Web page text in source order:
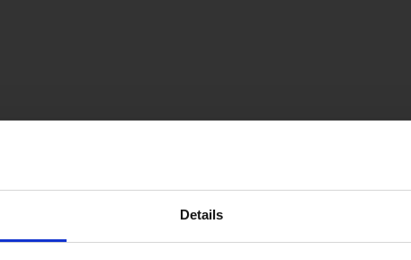
Details
tijdens de vakantieperiode